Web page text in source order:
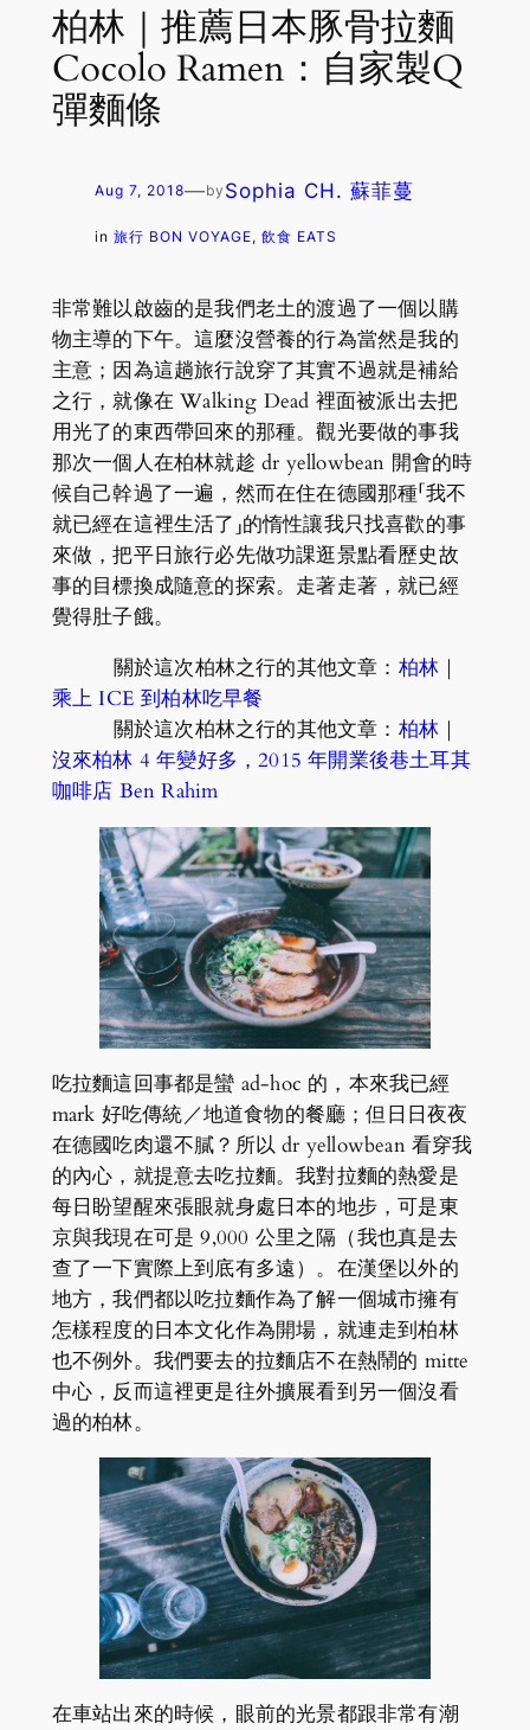
柏林｜推薦日本豚骨拉麵
Cocolo Ramen：自家製Q
彈麵條
Aug 7, 2018—by Sophia CH. 蘇菲蔓
in 旅行 BON VOYAGE, 飲食 EATS
非常難以啟齒的是我們老土的渡過了一個以購
物主導的下午。這麼沒營養的行為當然是我的
主意；因為這趟旅行說穿了其實不過就是補給
之行，就像在 Walking Dead 裡面被派出去把
用光了的東西帶回來的那種。觀光要做的事我
那次一個人在柏林就趁 dr yellowbean 開會的時
候自己幹過了一遍，然而在住在德國那種「我不
就已經在這裡生活了」的惰性讓我只找喜歡的事
來做，把平日旅行必先做功課逛景點看歷史故
事的目標換成隨意的探索。走著走著，就已經
覺得肚子餓。
關於這次柏林之行的其他文章： 柏林｜
乘上 ICE 到柏林吃早餐
關於這次柏林之行的其他文章： 柏林｜
沒來柏林 4 年變好多，2015 年開業後巷土耳其
咖啡店 Ben Rahim
吃拉麵這回事都是蠻 ad-hoc 的，本來我已經
mark 好吃傳統／地道食物的餐廳；但日日夜夜
在德國吃肉還不膩？所以 dr yellowbean 看穿我
的內心，就提意去吃拉麵。我對拉麵的熱愛是
每日盼望醒來張眼就身處日本的地步，可是東
京與我現在可是 9,000 公里之隔（我也真是去
查了一下實際上到底有多遠）。在漢堡以外的
地方，我們都以吃拉麵作為了解一個城市擁有
怎樣程度的日本文化作為開場，就連走到柏林
也不例外。我們要去的拉麵店不在熱鬧的 mitte
中心，反而這裡更是往外擴展看到另一個沒看
過的柏林。
在車站出來的時候，眼前的光景都跟非常有潮